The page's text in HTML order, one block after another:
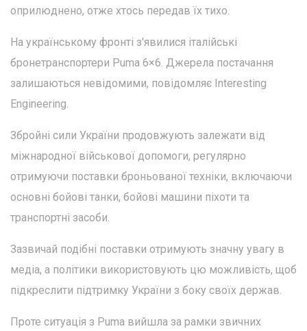
оприлюднено, отже хтось передав їх тихо.
На українському фронті з'явилися італійські
бронетранспортери Puma 6×6. Джерела постачання
залишаються невідомими, повідомляє Interesting
Engineering.
Збройні сили України продовжують залежати від
міжнародної військової допомоги, регулярно
отримуючи поставки броньованої техніки, включаючи
основні бойові танки, бойові машини піхоти та
транспортні засоби.
Зазвичай подібні поставки отримують значну увагу в
медіа, а політики використовують цю можливість, щоб
підкреслити підтримку України з боку своїх держав.
Проте ситуація з Puma вийшла за рамки звичних